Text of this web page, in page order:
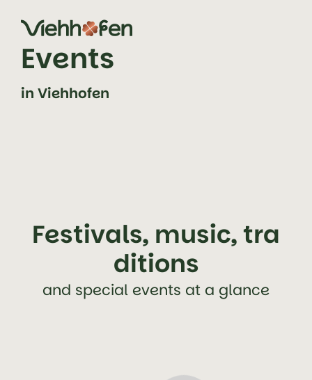
jump to content (alt+0)
jump to main navigation (alt+1)
Events
in Viehhofen
Festivals, music, tra
ditions
and special events at a glance